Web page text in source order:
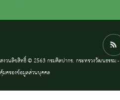
สงวนลิขสิทธิ์ © 2563 กรมศิลปากร. กระทรวงวัฒนธรรม -
คุ้มครองข้อมูลส่วนบุคคล